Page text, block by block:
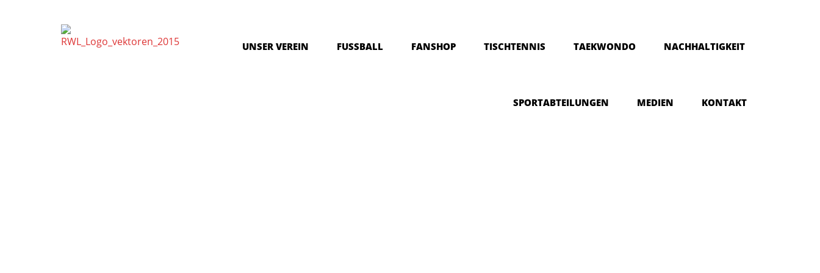
UNSER VEREIN FUSSBALL FANSHOP TISCHTENNIS TAEKWONDO NACHHALTIGKEIT
SPORTABTEILUNGEN MEDIEN KONTAKT